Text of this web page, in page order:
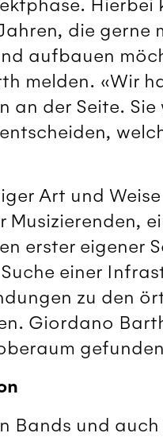
Hierbei
die gerne
aufbauen
melden. «Wir
an der Seite. Sie
Art und
erster eigener
einer
zu den
Giordano
Bands und